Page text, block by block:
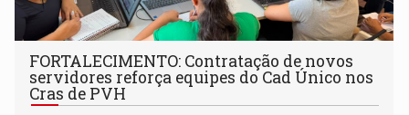
FORTALECIMENTO: Contratação de novos
servidores reforça equipes do Cad Único nos
Cras de PVH